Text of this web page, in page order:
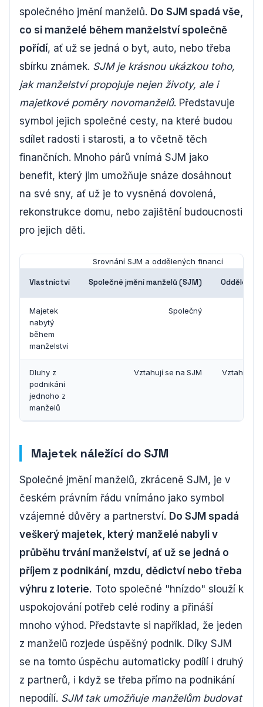
společného jmění manželů. Do SJM spadá vše,
co si manželé během manželství společně
pořídí, ať už se jedná o byt, auto, nebo třeba
sbírku známek. SJM je krásnou ukázkou toho,
jak manželství propojuje nejen životy, ale i
majetkové poměry novomanželů. Představuje
symbol jejich společné cesty, na které budou
sdílet radosti i starosti, a to včetně těch
finančních. Mnoho párů vnímá SJM jako
benefit, který jim umožňuje snáze dosáhnout
na své sny, ať už je to vysněná dovolená,
rekonstrukce domu, nebo zajištění budoucnosti
pro jejich děti.
Srovnání SJM a oddělených financí
Vlastnictví Společné jmění manželů (SJM) Oddělené
Majetek
nabytý
během
manželství
Společný
Dluhy z
podnikání
jednoho z
manželů
Vztahují se na SJM
Vztahují
Majetek náležící do SJM
Společné jmění manželů, zkráceně SJM, je v
českém právním řádu vnímáno jako symbol
vzájemné důvěry a partnerství. Do SJM spadá
veškerý majetek, který manželé nabyli v
průběhu trvání manželství, ať už se jedná o
příjem z podnikání, mzdu, dědictví nebo třeba
výhru z loterie. Toto společné "hnízdo" slouží k
uspokojování potřeb celé rodiny a přináší
mnoho výhod. Představte si například, že jeden
z manželů rozjede úspěšný podnik. Díky SJM
se na tomto úspěchu automaticky podílí i druhý
z partnerů, i když se třeba přímo na podnikání
nepodílí. SJM tak umožňuje manželům budovat